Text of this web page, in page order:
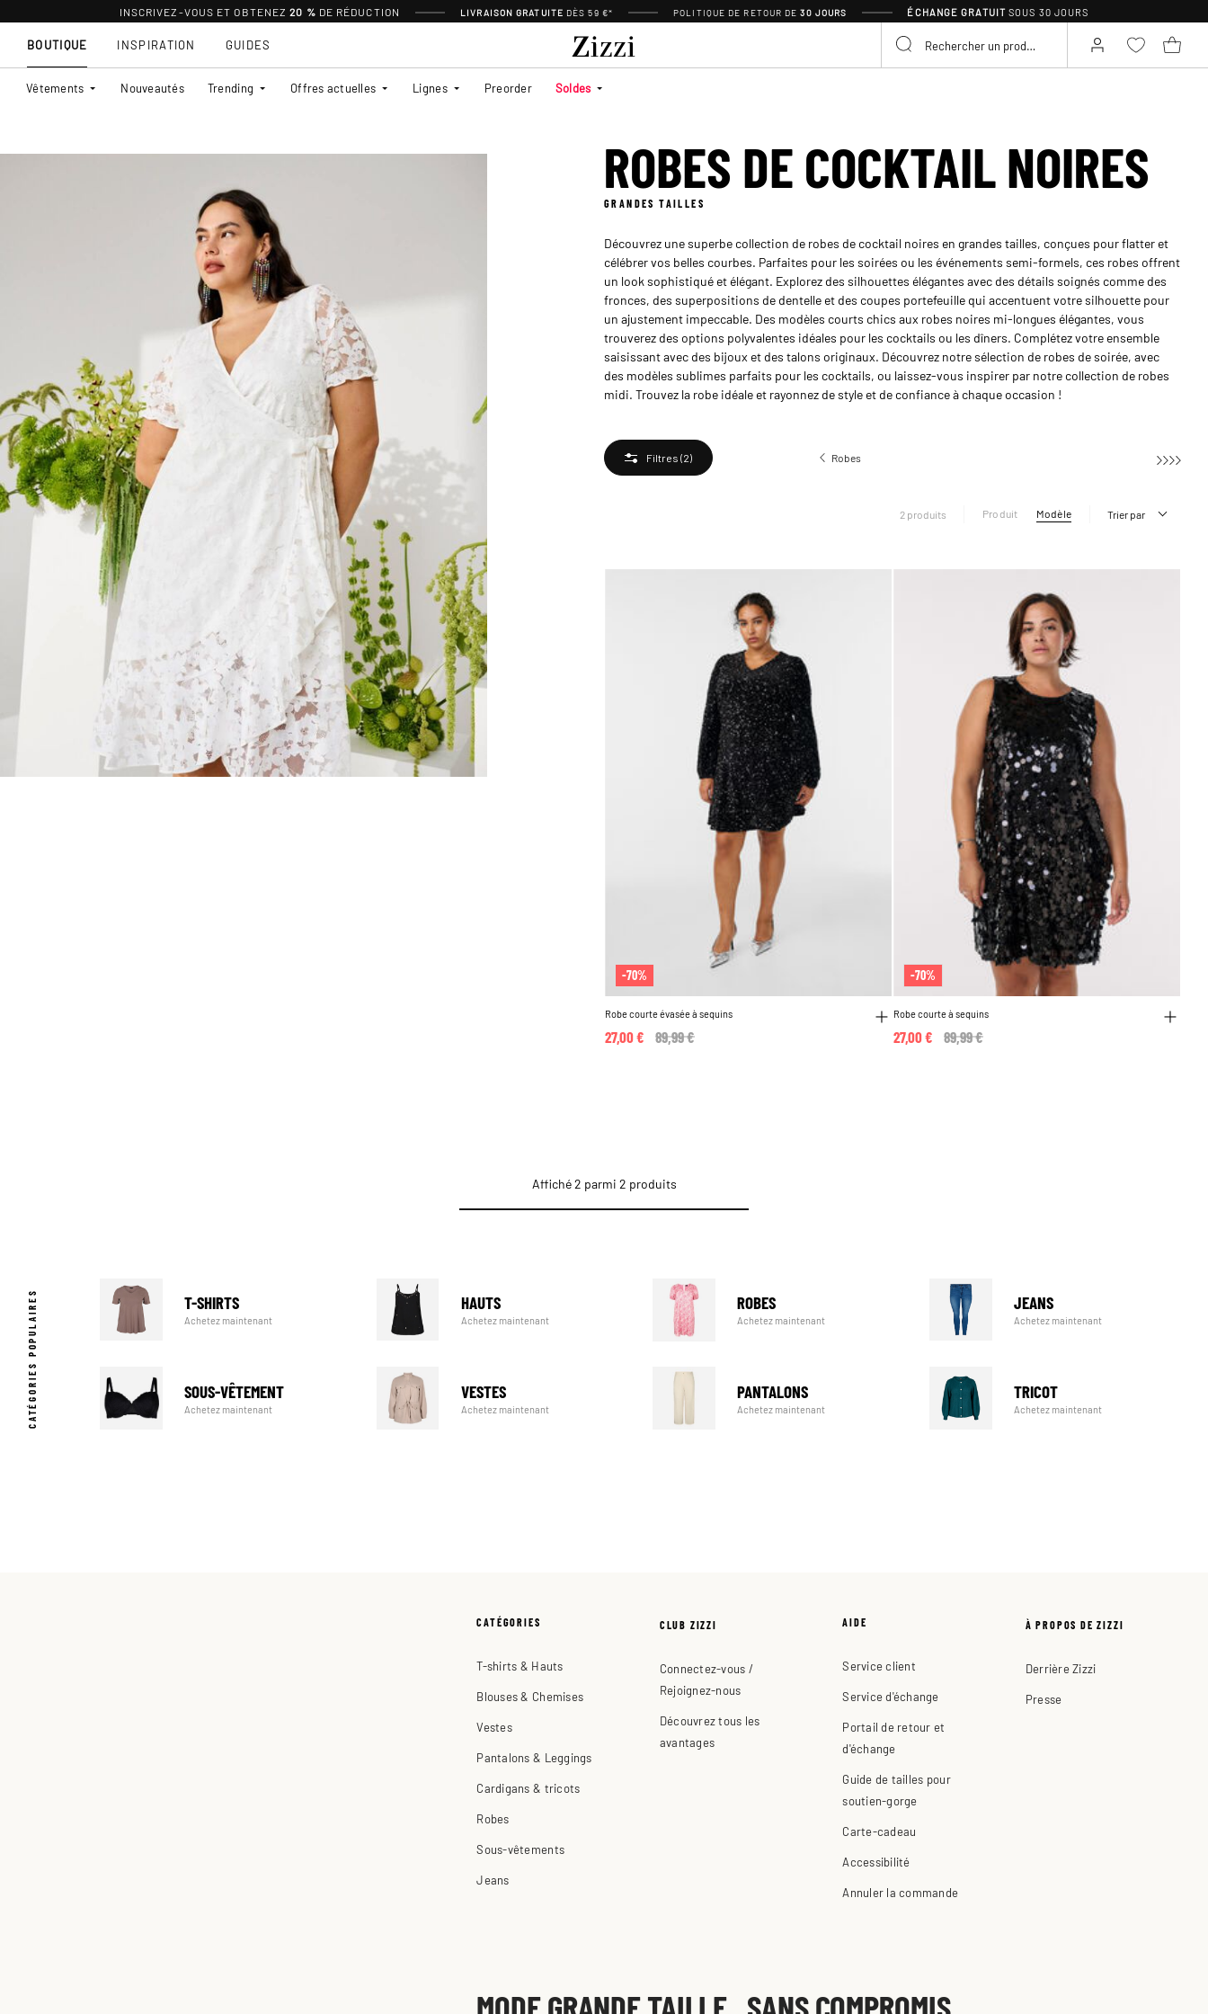
INSCRIVEZ-VOUS ET OBTENEZ 20 % DE RÉDUCTION LIVRAISON GRATUITE DÈS 59 €* POLITIQUE DE RETOUR DE30 JOURS ÉCHANGE GRATUITSOUS 30 JOURS
BOUTIQUE
Vêtements Nouveautés Trending Offres actuelles Lignes Preorder Soldes
INSPIRATION GUIDES
ROBES DE COCKTAIL NOIRES
GRANDES TAILLES
Découvrez une superbe collection de robes de cocktail noires en grandes tailles, conçues pour flatter et
célébrer vos belles courbes. Parfaites pour les soirées ou les événements semi-formels, ces robes offrent
un look sophistiqué et élégant. Explorez des silhouettes élégantes avec des détails soignés comme des
fronces, des superpositions de dentelle et des coupes portefeuille qui accentuent votre silhouette pour
un ajustement impeccable. Des modèles courts chics aux robes noires mi-longues élégantes, vous
trouverez des options polyvalentes idéales pour les cocktails ou les dîners. Complétez votre ensemble
saisissant avec des bijoux et des talons originaux. Découvrez notre sélection de robes de soirée, avec
des modèles sublimes parfaits pour les cocktails, ou laissez-vous inspirer par notre collection de robes
midi. Trouvez la robe idéale et rayonnez de style et de confiance à chaque occasion !
Filtres (2) Robes
2 produits Produit Modèle Trier par
-70%
Robe courte évasée à sequins
Price reduced from
89,99 €
27,00 €
-70%
Robe courte à sequins
Price reduced from
89,99 €
27,00 €
Affiché 2 parmi 2 produits
CATÉGORIES POPULAIRES T-SHIRTS
Achetez maintenant
HAUTS
Achetez maintenant
ROBES
Achetez maintenant
JEANS
Achetez maintenant
SOUS-VÊTEMENT
Achetez maintenant
VESTES
Achetez maintenant
PANTALONS
Achetez maintenant
TRICOT
Achetez maintenant
CATÉGORIES
T-shirts & Hauts
Blouses & Chemises
Vestes
Pantalons & Leggings
Cardigans & tricots
Robes
Sous-vêtements
Jeans
CLUB ZIZZI
Connectez-vous /
Rejoignez-nous
Découvrez tous les
avantages
AIDE
Service client
Service d'échange
Portail de retour et
d'échange
Guide de tailles pour
soutien-gorge
Carte-cadeau
Accessibilité
Annuler la commande
À PROPOS DE ZIZZI
Derrière Zizzi
Presse
MODE GRANDE TAILLE SANS COMPROMIS